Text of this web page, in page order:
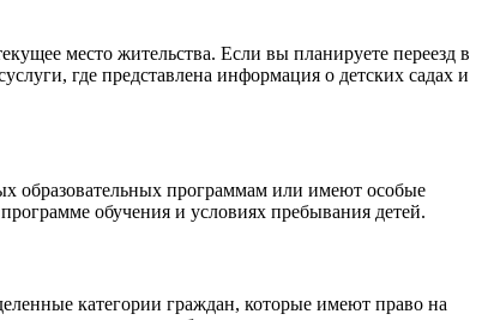
место жительства. Если вы планируете переезд в
где представлена информация о детских садах и
образовательных программам или имеют особые
обучения и условиях пребывания детей.
категории граждан, которые имеют право на